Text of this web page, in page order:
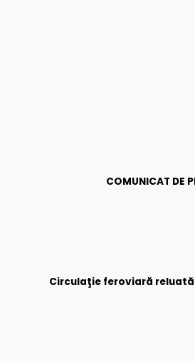
COMUNICAT DE
Circulaţie feroviară